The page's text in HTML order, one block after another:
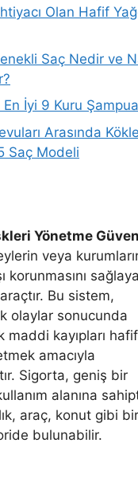
Olan Hafif
Saç Nedir ve
En İyi 9 Kuru
Arasında
Saç Modeli
Yönetme
veya
korunmasını
Bu sistem,
olaylar sonucunda
maddi kayıpları
amacıyla
Sigorta, geniş bir
alanına
araç, konut gibi
bulunabilir.